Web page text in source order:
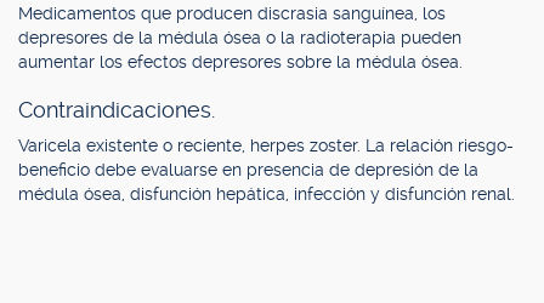
Medicamentos que producen discrasia sanguínea, los
depresores de la médula ósea o la radioterapia pueden
aumentar los efectos depresores sobre la médula ósea.
Contraindicaciones.
Varicela existente o reciente, herpes zoster. La relación riesgo-
beneficio debe evaluarse en presencia de depresión de la
médula ósea, disfunción hepática, infección y disfunción renal.